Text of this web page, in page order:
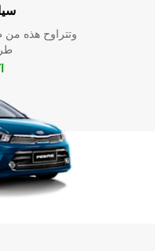
وتتراوح هذه من